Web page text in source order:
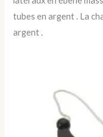
tubes en argent . La
argent .